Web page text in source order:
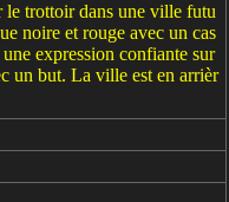
le trottoir dans une ville futu
noire et rouge avec un cas
expression confiante sur
un but. La ville est en arrièr